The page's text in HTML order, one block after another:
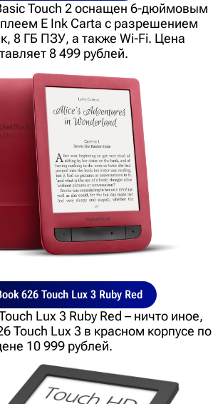
Touch 2 оснащен 6-дюймовым
E Ink Carta с разрешением
8 ГБ ПЗУ, а также Wi-Fi. Цена
8 499 рублей.
626 Touch Lux 3 Ruby Red
Lux 3 Ruby Red – ничто иное,
Touch Lux 3 в красном корпусе по
10 999 рублей.